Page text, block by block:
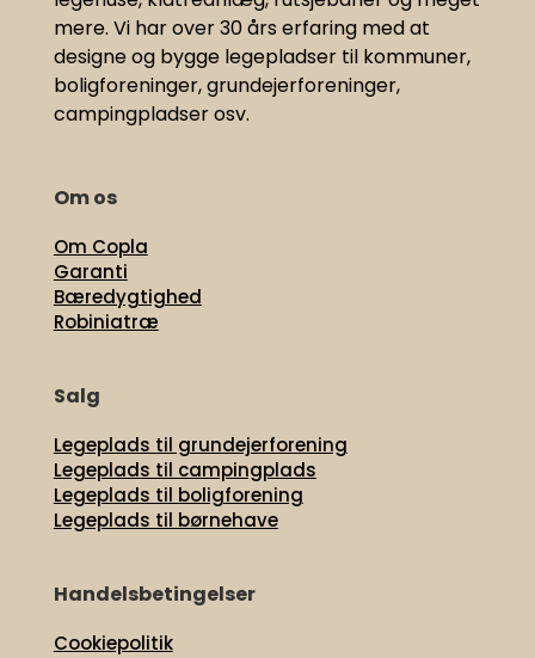
mere. Vi harover 30 års erfaring med at
designe og bygge legepladser til kommuner,
boligforeninger, grundejerforeninger,
campingpladser osv.
Om os
Om Copla
Garanti
Bæredygtighed
Robiniatræ
Salg
Legeplads til grundejerforening
Legeplads til campingplads
Legeplads til boligforening
Legeplads til børnehave
Handelsbetingelser
Cookiepolitik